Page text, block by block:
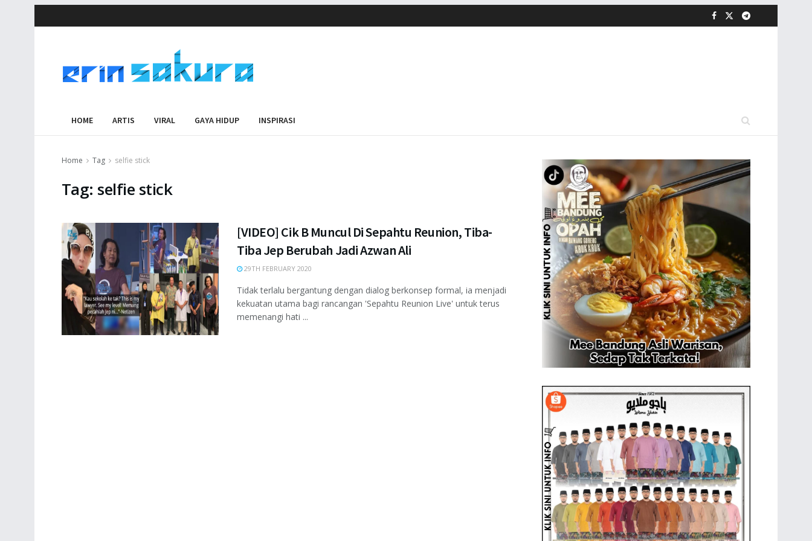
HOME ARTIS VIRAL GAYA HIDUP INSPIRASI
Home Tag selfie stick
Tag: selfie stick
[VIDEO] Cik B Muncul Di Sepahtu Reunion, Tiba-
Tiba Jep Berubah Jadi Azwan Ali
29TH FEBRUARY 2020
Tidak terlalu bergantung dengan dialog berkonsep formal, ia menjadi
kekuatan utama bagi rancangan 'Sepahtu Reunion Live' untuk terus
memenangi hati ...